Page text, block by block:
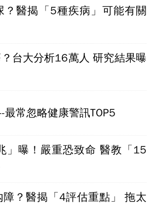
？醫揭「5種疾病」可能有關
台大分析16萬人 研究結果曝
常忽略健康警訊TOP5
」曝！嚴重恐致命 醫教「15
？醫揭「4評估重點」 拖太